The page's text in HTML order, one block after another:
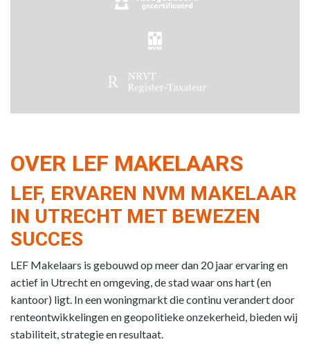
OVER LEF MAKELAARS
LEF, ERVAREN NVM MAKELAAR
IN UTRECHT MET BEWEZEN
SUCCES
LEF Makelaars is gebouwd op meer dan 20 jaar ervaring en
actief in Utrecht en omgeving, de stad waar ons hart (en
kantoor) ligt. In een woningmarkt die continu verandert door
renteontwikkelingen en geopolitieke onzekerheid, bieden wij
stabiliteit, strategie en resultaat.